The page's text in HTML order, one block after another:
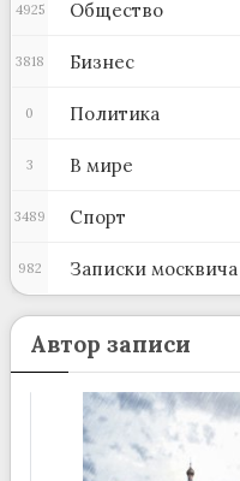
Общество
4925
Бизнес
3818
Политика
0
В мире
3
Спорт
3489
Записки москвича
982
Автор записи